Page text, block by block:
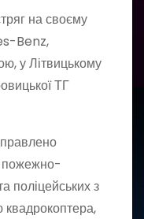
на своєму
Benz,
у Літвицькому
ТГ
пожежно-
поліцейських з